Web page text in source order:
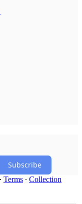
Subscribe
∙ Terms ∙ Collection